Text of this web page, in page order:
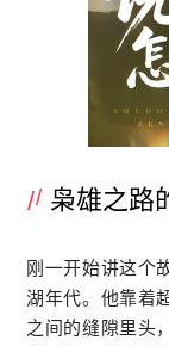
枭雄之路
刚一开始讲这个
湖年代。他靠着
之间的缝隙里头